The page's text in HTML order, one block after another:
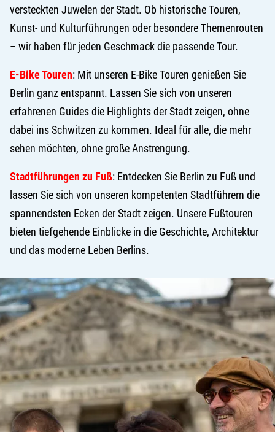
versteckten Juwelen der Stadt. Ob historische Touren,
Kunst- und Kulturführungen oder besondere Themenrouten
– wir haben für jeden Geschmack die passende Tour.
E-Bike Touren: Mit unseren E-Bike Touren genießen Sie
Berlin ganz entspannt. Lassen Sie sich von unseren
erfahrenen Guides die Highlights der Stadt zeigen, ohne
dabei ins Schwitzen zu kommen. Ideal für alle, die mehr
sehen möchten, ohne große Anstrengung.
Stadtführungen zu Fuß: Entdecken Sie Berlin zu Fuß und
lassen Sie sich von unseren kompetenten Stadtführern die
spannendsten Ecken der Stadt zeigen. Unsere Fußtouren
bieten tiefgehende Einblicke in die Geschichte, Architektur
und das moderne Leben Berlins.